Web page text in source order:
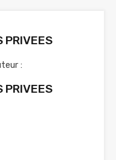
PRIVEES
:
PRIVEES